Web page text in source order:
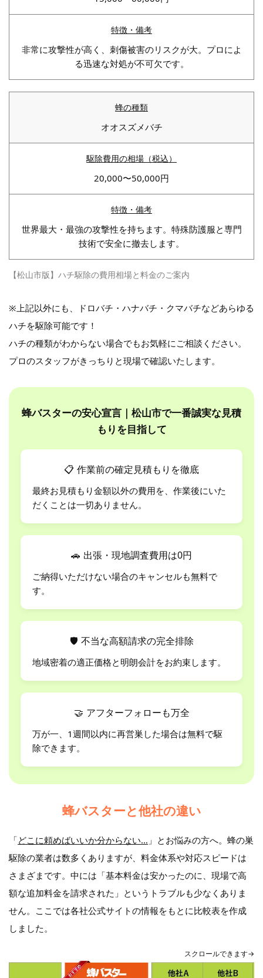
非常に攻撃性が高く、刺傷被害のリスクが大。プロによ
る迅速な対処が不可欠です。
オオスズメバチ
20,000〜50,000円
世界最大・最強の攻撃性を持ちます。特殊防護服と専門
技術で安全に撤去します。
【松山市版】ハチ駆除の費用相場と料金のご案内
※上記以外にも、ドロバチ・ハナバチ・クマバチなどあらゆる
ハチを駆除可能です！
ハチの種類がわからない場合でもお気軽にご相談ください。
プロのスタッフがきっちりと現場で確認いたします。
蜂バスターの安心宣言｜松山市で一番誠実な見積
もりを目指して
📋 作業前の確定見積もりを徹底
最終お見積もり金額以外の費用を、作業後にいた
だくことは一切ありません。
🚗 出張・現地調査費用は0円
ご納得いただけない場合のキャンセルも無料で
す。
🛡 不当な高額請求の完全排除
地域密着の適正価格と明朗会計をお約束します。
🤝 アフターフォローも万全
万が一、1週間以内に再営巣した場合は無料で駆
除できます。
蜂バスターと他社の違い
「どこに頼めばいいか分からない… 」とお悩みの方へ。蜂の巣
駆除の業者は数多くありますが、料金体系や対応スピードは
さまざまです。中には「基本料金は安かったのに、現場で高
額な追加料金を請求された」というトラブルも少なくありま
せん。ここでは各社公式サイトの情報をもとに比較表を作成
しました。
スクロールできます→